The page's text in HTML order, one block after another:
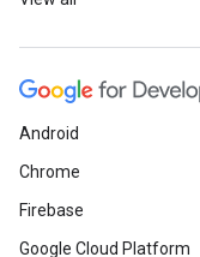
Android
Chrome
Firebase
Google Cloud Platform